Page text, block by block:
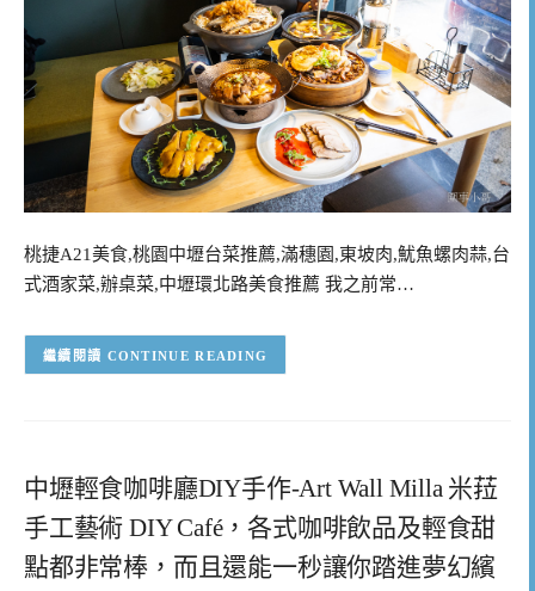
桃捷A21美食,桃園中壢台菜推薦,滿穗園,東坡肉,魷魚螺肉蒜,台
式酒家菜,辦桌菜,中壢環北路美食推薦 我之前常…
CONTINUE READING
中壢輕食咖啡廳DIY手作-Art Wall Milla 米菈
手工藝術 DIY Café，各式咖啡飲品及輕食甜
點都非常棒，而且還能一秒讓你踏進夢幻繽